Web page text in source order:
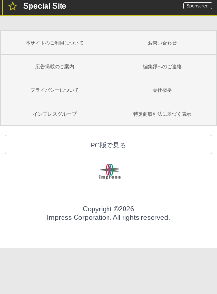
Special Site
本サイトのご利用について お問い合わせ
広告掲載のご案内 編集部へのご連絡
プライバシーについて 会社概要
インプレスグループ 特定商取引法に基づく表示
PC版で見る
Copyright ©2026
Impress Corporation. All rights reserved.